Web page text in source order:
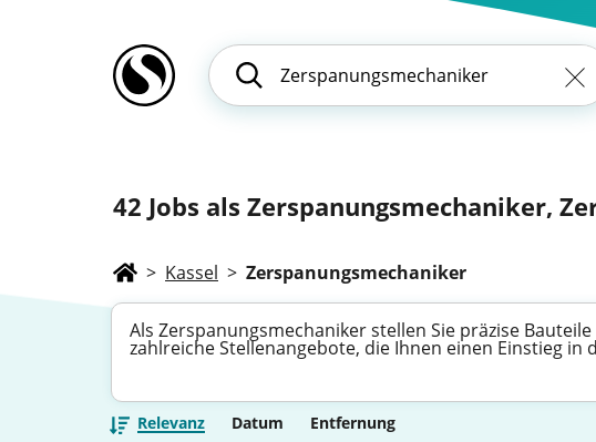
42 Jobs als Zerspanungsmechaniker,
> Kassel > Zerspanungsmechaniker
Als Zerspanungsmechaniker stellen Sie präzise
zahlreiche Stellenangebote, die Ihnen einen Einstieg in
Relevanz Datum Entfernung